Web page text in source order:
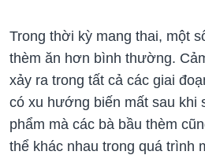
Trong thời kỳ mang thai, một
thèm ăn hơn bình thường.
xảy ra trong tất cả các giai
có xu hướng biến mất sau khi
phẩm mà các bà bầu thèm
thể khác nhau trong quá trình